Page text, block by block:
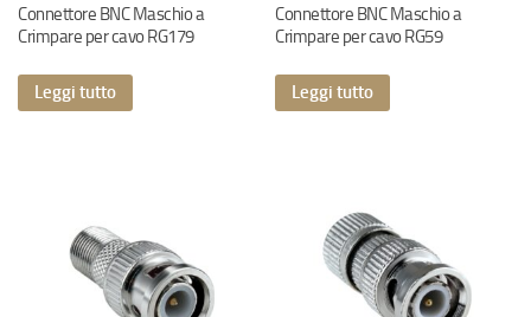
Connettore BNC Maschio a
Crimpare per cavo RG179
Leggi tutto
Connettore BNC Maschio a
Crimpare per cavo RG59
Leggi tutto